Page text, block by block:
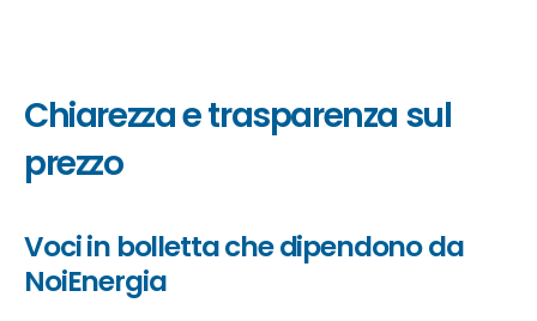
Chiarezza e trasparenza sul
prezzo
Voci in bolletta che dipendono da
NoiEnergia